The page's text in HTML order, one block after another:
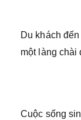
Du khách
một làng chài
Cuộc sống